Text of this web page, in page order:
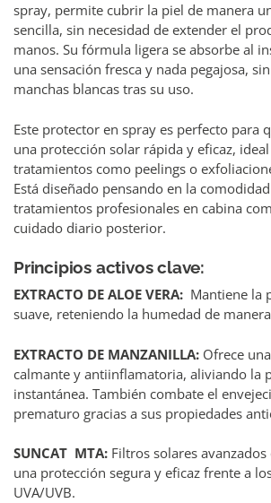
spray, permite cubrir la piel de manera
sencilla, sin necesidad de extender el
manos. Su fórmula ligera se absorbe al
una sensación fresca y nada pegajosa,
manchas blancas tras su uso.
Este protector en spray es perfecto para
una protección solar rápida y eficaz,
tratamientos como peelings o
Está diseñado pensando en la
tratamientos profesionales en cabina
cuidado diario posterior.
Principios activos clave:
EXTRACTO DE ALOE VERA: Mantiene la
suave, reteniendo la humedad de
EXTRACTO DE MANZANILLA: Ofrece
calmante y antiinflamatoria, aliviando la
instantánea. También combate el
prematuro gracias a sus propiedades
SUNCAT MTA: Filtros solares avanzados
una protección segura y eficaz frente a
UVA/UVB.